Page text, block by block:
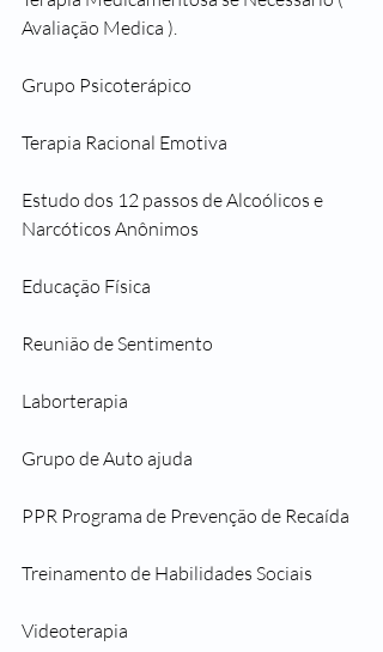
Avaliação Medica ).
Grupo Psicoterápico
Terapia Racional Emotiva
Estudo dos 12 passos de Alcoólicos e
Narcóticos Anônimos
Educação Física
Reunião de Sentimento
Laborterapia
Grupo de Auto ajuda
PPR Programa de Prevenção de Recaída
Treinamento de Habilidades Sociais
Videoterapia